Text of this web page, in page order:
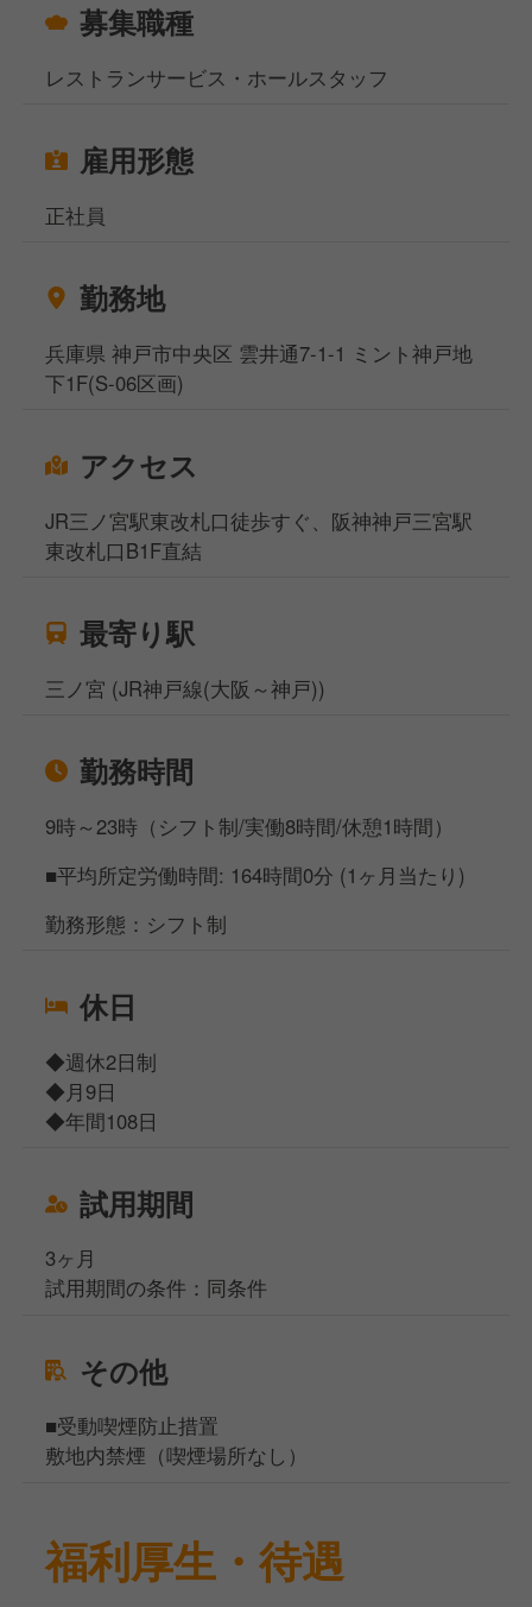
募集職種
レストランサービス・ホールスタッフ
雇用形態
正社員
勤務地
兵庫県 神戸市中央区 雲井通7-1-1 ミント神戸地
下1F(S-06区画)
アクセス
JR三ノ宮駅東改札口徒歩すぐ、阪神神戸三宮駅
東改札口B1F直結
最寄り駅
三ノ宮 (JR神戸線(大阪～神戸))
勤務時間
9時～23時（シフト制/実働8時間/休憩1時間）
■平均所定労働時間: 164時間0分 (1ヶ月当たり)
勤務形態：シフト制
休日
◆週休2日制
◆月9日
◆年間108日
試用期間
3ヶ月
試用期間の条件：同条件
その他
■受動喫煙防止措置
敷地内禁煙（喫煙場所なし）
福利厚生・待遇